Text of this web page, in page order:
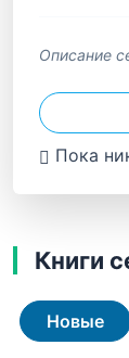
Описание
Пока
Книги
Новые